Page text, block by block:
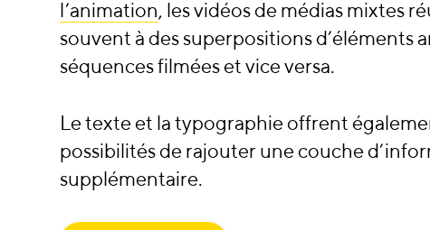
l’animation, les vidéos de médias mixtes
souvent à des superpositions d’éléments
séquences filmées et vice versa.
Le texte et la typographie offrent
possibilités de rajouter une couche
supplémentaire.